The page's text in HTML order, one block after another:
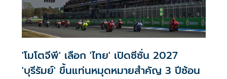
'โมโตจีพี' เลือก 'ไทย' เปิดซีซั่น 2027
'บุรีรัมย์' ขึ้นแท่นหมุดหมายสำคัญ 3 ปีซ้อน